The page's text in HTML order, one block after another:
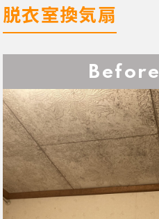
脱衣室換気扇
Before